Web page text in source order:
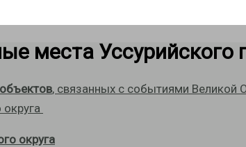
места Уссурийского
, связанных с событиями Великой
округа